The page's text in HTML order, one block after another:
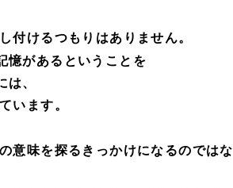
付けるつもりはありません。
憶があるということを
は、
います。
意味を探るきっかけになるのではな